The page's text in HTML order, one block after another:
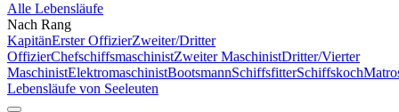
Alle Lebensläufe
Nach Rang
KapitänErster OffizierZweiter/Dritter
OffizierChefschiffsmaschinistZweiter MaschinistDritter/Vierter
MaschinistElektromaschinistBootsmannSchiffsfitterSchiffskoch
Lebensläufe von Seeleuten